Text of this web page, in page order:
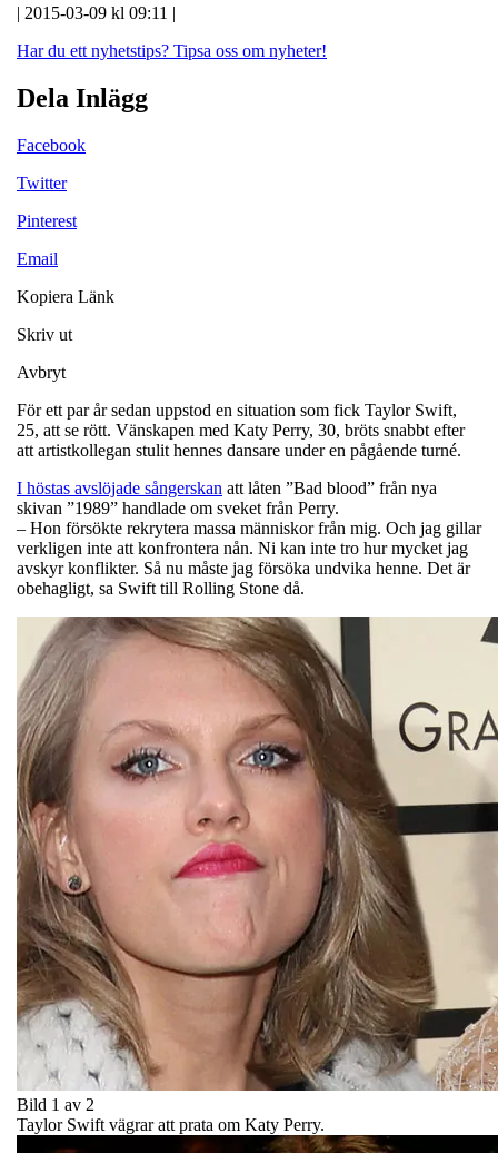
| 2015-03-09 kl 09:11 |
Har du ett nyhetstips? Tipsa oss om nyheter!
Dela Inlägg
Facebook
Twitter
Pinterest
Email
Kopiera Länk
Skriv ut
Avbryt
För ett par år sedan uppstod en situation som fick Taylor Swift,
25, att se rött. Vänskapen med Katy Perry, 30, bröts snabbt efter
att artistkollegan stulit hennes dansare under en pågående turné.
I höstas avslöjade sångerskan att låten ”Bad blood” från nya
skivan ”1989” handlade om sveket från Perry.
– Hon försökte rekrytera massa människor från mig. Och jag gillar
verkligen inte att konfrontera nån. Ni kan inte tro hur mycket jag
avskyr konflikter. Så nu måste jag försöka undvika henne. Det är
obehagligt, sa Swift till Rolling Stone då.
Bild 1 av 2
Taylor Swift vägrar att prata om Katy Perry.